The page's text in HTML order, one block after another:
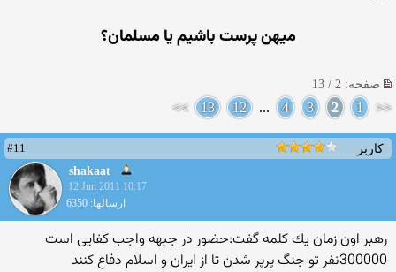
میهن پرست باشیم یا مسلمان؟
صفحه: 2 / 13
<<
1
2
3
4
...
12
13
>>
کاربر
#11
shakaat
12 Jun 2011 10:17
ارسالها: 6350
رهبر اون زمان یك كلمه گفت:حضور در جبهه واجب كفایی است
300000نفر تو جنگ پرپر شدن تا از ایران و اسلام دفاع كنند